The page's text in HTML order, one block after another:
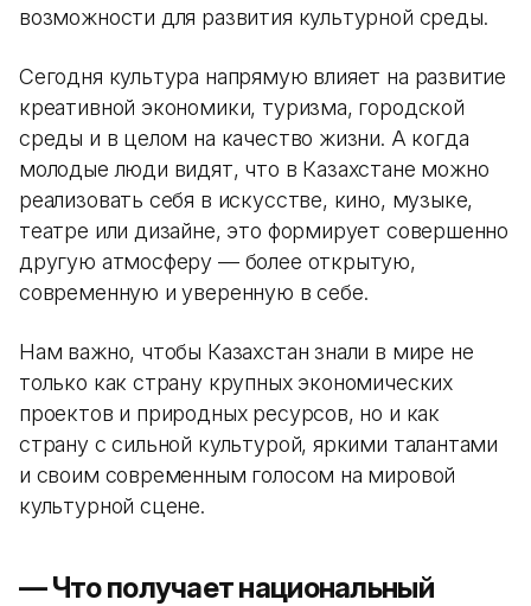
возможности для развития культурной среды.
Сегодня культура напрямую влияет на развитие
креативной экономики, туризма, городской
среды и в целом на качество жизни. А когда
молодые люди видят, что в Казахстане можно
реализовать себя в искусстве, кино, музыке,
театре или дизайне, это формирует совершенно
другую атмосферу — более открытую,
современную и уверенную в себе.
Нам важно, чтобы Казахстан знали в мире не
только как страну крупных экономических
проектов и природных ресурсов, но и как
страну с сильной культурой, яркими талантами
и своим современным голосом на мировой
культурной сцене.
—⁠ Что получает национальный